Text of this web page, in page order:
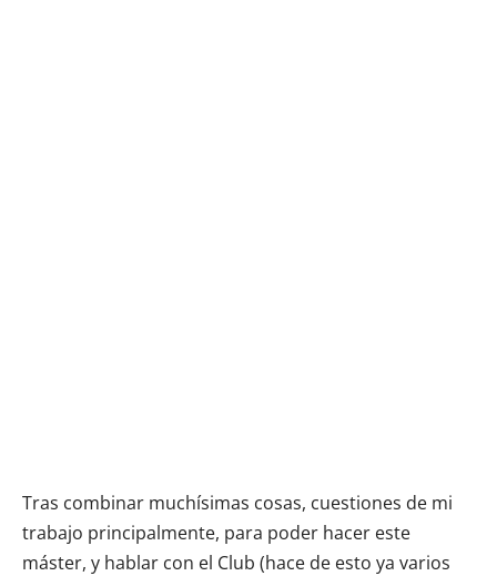
Tras combinar muchísimas cosas, cuestiones de mi
trabajo principalmente, para poder hacer este
máster, y hablar con el Club (hace de esto ya varios